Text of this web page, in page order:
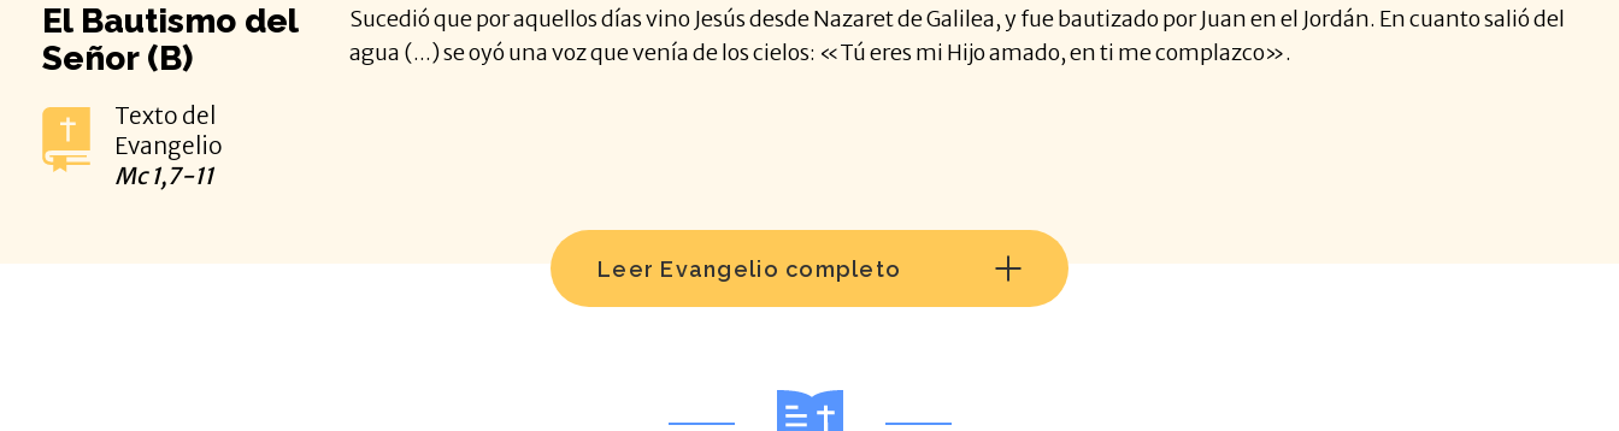
El Bautismo del
Señor (B)
Texto del
Evangelio
Mc 1,7-11
Sucedió que por aquellos días vino Jesús desde Nazaret de Galilea, y fue bautizado por Juan en el Jordán. En cuanto salió del
agua (...) se oyó una voz que venía de los cielos: «Tú eres mi Hijo amado, en ti me complazco».
Leer Evangelio completo